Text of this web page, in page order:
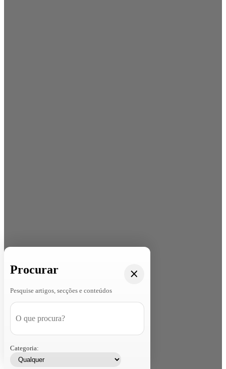
Procurar
Pesquise artigos, secções e conteúdos
Categoria: